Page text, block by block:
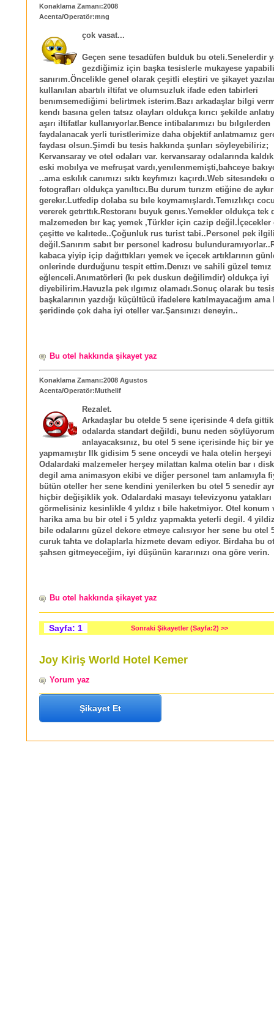
Konaklama Zamanı:2008
Acenta/Operatör:mng
çok vasat...
Geçen sene tesadüfen bulduk bu oteli.Senelerdir
gezdiğimiz için başka tesislerle mukayese
sanırım.Öncelikle genel olarak çeşitli eleştiri ve şikayet
kullanılan abartılı iltifat ve olumsuzluk ifade eden tabirleri
benımsemediğimi belirtmek isterim.Bazı arkadaşlar bilgi
kendı basına gelen tatsız olayları oldukça kırıcı şekilde
aşırı iltifatlar kullanıyorlar.Bence intibalarımızı bu bılgılerden
faydalanacak yerli turistlerimize daha objektif anlatmamız
faydası olsun.Şimdi bu tesis hakkında şunları söyleyebiliriz;
Kervansaray ve otel odaları var. kervansaray odalarında
eski mobılya ve mefruşat vardı,yenılenmemişti,bahceye
..ama eskılık canımızı sıktı keyfımızı kaçırdı.Web sitesındekı
fotografları oldukça yanıltıcı.Bu durum turızm etiğine de
gerekır.Lutfedip dolaba su bıle koymamışlardı.Temızlıkçı
vererek getırttık.Restoranı buyuk genıs.Yemekler oldukça tek
malzemeden bır kaç yemek ,Türkler için cazip değil.İçecekler
çeşitte ve kalıtede..Çoğunluk rus turist tabi..Personel pek
değil.Sanırım sabıt bır personel kadrosu
kabaca yiyip içip dağıttıkları yemek ve içecek artıklarının
onlerinde durduğunu tespit ettim.Denızı ve sahili güzel temız
eğlenceli.Anımatörleri (kı pek duskun değilimdir) oldukça iyi
diyebilirim.Havuzla pek ılgımız olamadı.Sonuç olarak bu
başkalarının yazdığı küçültücü ifadelere katılmayacağım ama
şeridinde çok daha iyi oteller var.Şansınızı deneyin..
Bu otel hakkında şikayet yaz
Konaklama Zamanı:2008 Agustos
Acenta/Operatör:Muthelif
Rezalet.
Arkadaşlar bu otelde 5 sene içerisinde 4 defa gittik.
odalarda standart değildi, bunu neden
anlayacaksınız, bu otel 5 sene içerisinde hiç bir
yapmamıştır Ilk gidisim 5 sene onceydi ve hala otelin herşeyi
Odalardaki malzemeler herşey milattan kalma otelin bar ı
degil ama animasyon ekibi ve diğer personel tam anlamıyla
bütün oteller her sene kendini yenilerken bu otel 5 senedir
hiçbir değişiklik yok. Odalardaki masayı televizyonu yatakları
görmelisiniz kesinlikle 4 yıldız ı bile haketmiyor. Otel konum
harika ama bu bir otel i 5 yıldız yapmakta yeterli degil. 4
bile odalarını güzel dekore etmeye calısıyor her sene bu otel
curuk tahta ve dolaplarla hizmete devam ediyor. Birdaha bu
şahsen gitmeyeceğim, iyi düşünün kararınızı ona göre verin.
Bu otel hakkında şikayet yaz
Sayfa: 1 Sonraki Şikayetler (Sayfa:2) >>
Joy Kiriş World Hotel Kemer
Yorum yaz
Şikayet Et